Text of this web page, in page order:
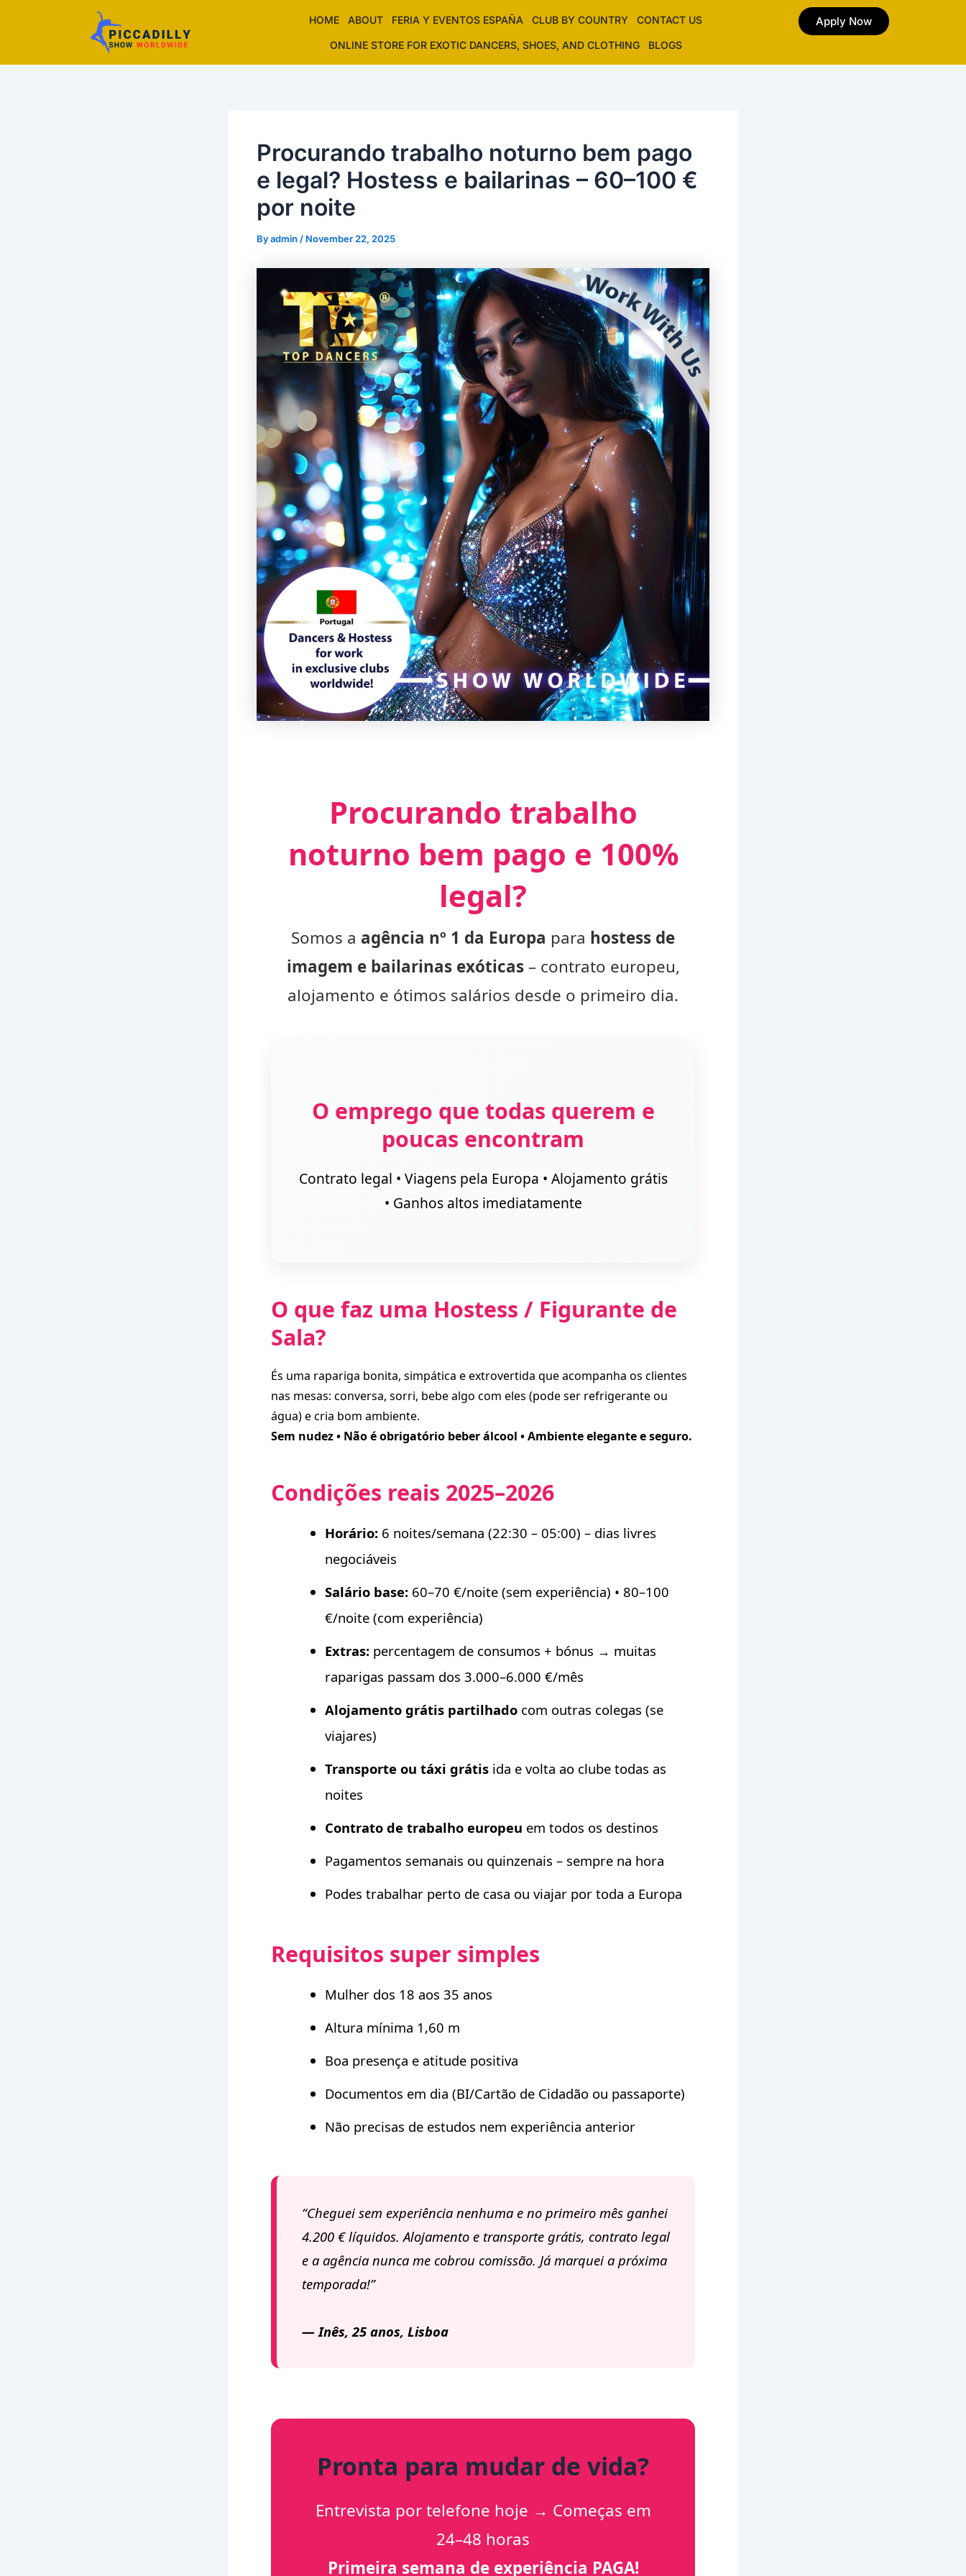
HOME ABOUT FERIA Y EVENTOS ESPAÑA CLUB BY COUNTRY CONTACT US
ONLINE STORE FOR EXOTIC DANCERS, SHOES, AND CLOTHING BLOGS
Apply Now
Procurando trabalho noturno bem pago
e legal? Hostess e bailarinas – 60–100 €
por noite
Byadmin / November 22, 2025
Procurando trabalho
noturno bem pago e 100%
legal?
Somos a agência nº 1 da Europa para hostess de
imagem e bailarinas exóticas– contrato europeu,
alojamento e ótimos salários desde o primeiro dia.
O emprego que todas querem e
poucas encontram
Contrato legal • Viagens pela Europa • Alojamento grátis
• Ganhos altos imediatamente
O que faz uma Hostess / Figurante de
Sala?
És uma rapariga bonita, simpática e extrovertida que acompanha os clientes
nas mesas: conversa, sorri, bebe algo com eles (pode ser refrigerante ou
água) e cria bom ambiente.
Sem nudez • Não é obrigatório beber álcool • Ambiente elegante e seguro.
Condições reais 2025–2026
Horário: 6 noites/semana (22:30 – 05:00) – dias livres
negociáveis
Salário base: 60–70 €/noite (sem experiência) • 80–100
€/noite (com experiência)
Extras: percentagem de consumos + bónus → muitas
raparigas passam dos 3.000–6.000 €/mês
Alojamento grátis partilhado com outras colegas (se
viajares)
Transporte ou táxi grátis ida e volta ao clube todas as
noites
Contrato de trabalho europeu em todos os destinos
Pagamentos semanais ou quinzenais – sempre na hora
Podes trabalhar perto de casa ou viajar por toda a Europa
Requisitos super simples
Mulher dos 18 aos 35 anos
Altura mínima 1,60 m
Boa presença e atitude positiva
Documentos em dia (BI/Cartão de Cidadão ou passaporte)
Não precisas de estudos nem experiência anterior
“Cheguei sem experiência nenhuma e no primeiro mês ganhei
4.200 € líquidos. Alojamento e transporte grátis, contrato legal
e a agência nunca me cobrou comissão. Já marquei a próxima
temporada!”
— Inês, 25 anos, Lisboa
Pronta para mudar de vida?
Entrevista por telefone hoje → Começas em
24–48 horas
Primeira semana de experiência PAGA!